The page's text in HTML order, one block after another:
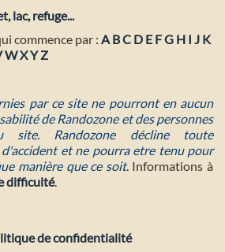
lac, refuge...
commence par : A BC D E FG H I J K
WXYZ
par ce site ne pourront en aucun
de Randozone et des personnes
site. Randozone décline toute
et ne pourra etre tenu pour
manière que ce soit. Informations à
difficulté.
de confidentialité